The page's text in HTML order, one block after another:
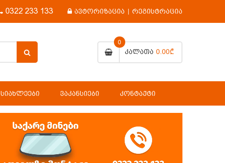
0322 233 133 ავტორიზაცია | რეგისტრაცია
Კალათა
0
0.00₾
ᲡᲘᲐᲮᲚᲔᲔᲑᲘ ᲕᲐᲙᲐᲜᲡᲘᲔᲑᲘ ᲙᲝᲜᲢᲐᲥᲢᲘ